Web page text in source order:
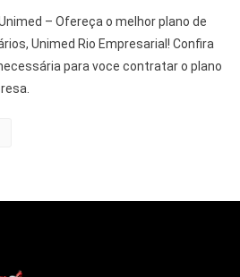
– Ofereça o melhor plano de
Unimed Rio Empresarial! Confira
para voce contratar o plano